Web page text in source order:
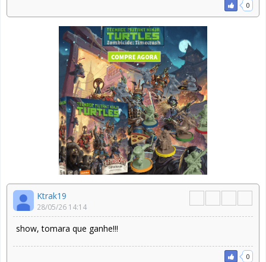
0
Ktrak19
28/05/26 14:14
show, tomara que ganhe!!!
0